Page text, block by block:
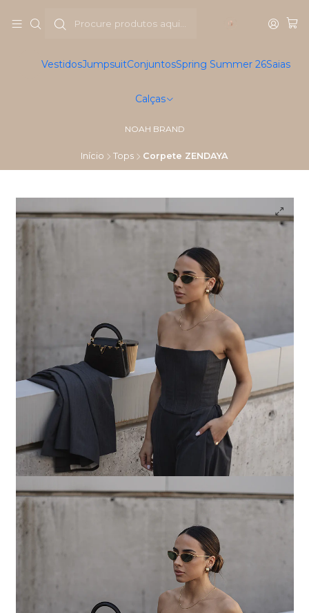
VestidosJumpsuitConjuntosSpring Summer 26Saias
Calças
NOAH BRAND
Início Tops Corpete ZENDAYA